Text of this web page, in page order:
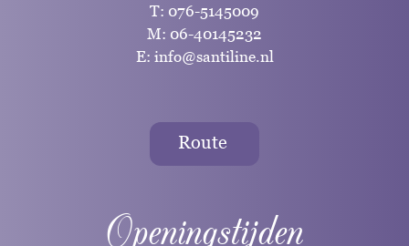
T: 076-5145009
M: 06-40145232
E: info@santiline.nl
Route
Openingstijden